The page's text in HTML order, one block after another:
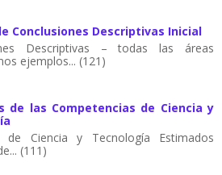
Conclusiones Descriptivas Inicial
Descriptivas – todas las áreas
ejemplos... (121)
de las Competencias de Ciencia y
de Ciencia y Tecnología Estimados
(111)